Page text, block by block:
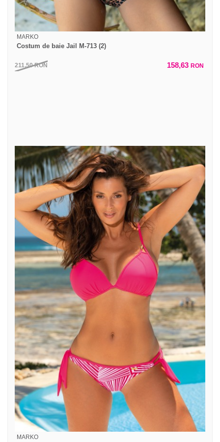
MARKO
Costum de baie Jail M-713 (2)
211,50RON 158,63 RON
MARKO